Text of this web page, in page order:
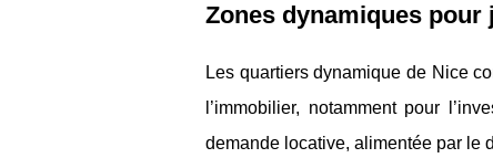
Zones dynamiques
Les quartiers dynamique de Nice
l’immobilier, notamment pour
demande locative, alimentée par le